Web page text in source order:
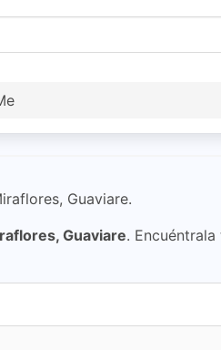
Guaviare.
Guaviare.